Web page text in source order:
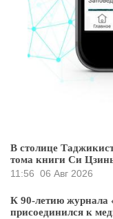
В столице
тома книги Си
11:56 06 Авг 2026
К 90-летию журнала
присоединился к